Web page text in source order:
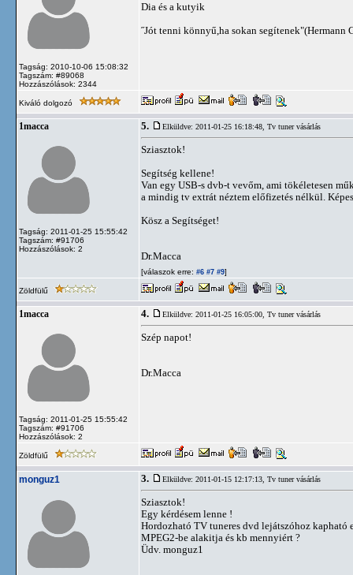
Tagság: 2010-10-06 15:08:32
Tagszám: #89068
Hozzászólások: 2344
Dia és a kutyik
˝Jót tenni könnyű,ha sokan segítenek"(Hermann
Kiváló dolgozó
1macca
Tagság: 2011-01-25 15:55:42
Tagszám: #91706
Hozzászólások: 2
5. Elküldve: 2011-01-25 16:18:48, Tv tuner vásárlás
Sziasztok!
Segítség kellene!
Van egy USB-s dvb-t vevőm, ami tökéletesen
a mindig tv extrát néztem előfizetés nélkül.
Kösz a Segítséget!
Dr.Macca
[válaszok erre: #6 #7 #9]
Zöldfülű
1macca
Tagság: 2011-01-25 15:55:42
Tagszám: #91706
Hozzászólások: 2
4. Elküldve: 2011-01-25 16:05:00, Tv tuner vásárlás
Szép napot!
Dr.Macca
Zöldfülű
monguz1 3. Elküldve: 2011-01-15 12:17:13, Tv tuner vásárlás
Sziasztok!
Egy kérdésem lenne !
Hordozható TV tuneres dvd lejátszóhoz
MPEG2-be alakitja és kb mennyiért ?
Üdv. monguz1